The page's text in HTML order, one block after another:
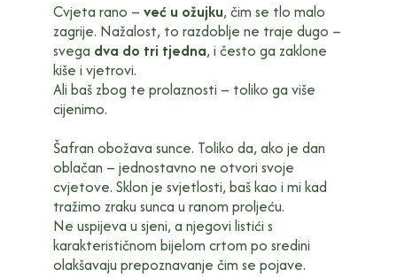
Cvjeta rano – već u ožujku, čim se tlo malo
zagrije. Nažalost, to razdoblje ne traje dugo –
svega dva do tri tjedna, i često ga zaklone
kiše i vjetrovi.
Ali baš zbog te prolaznosti – toliko ga više
cijenimo.
Šafran obožava sunce. Toliko da, ako je dan
oblačan – jednostavno ne otvori svoje
cvjetove. Sklon je svjetlosti, baš kao i mi kad
tražimo zraku sunca u ranom proljeću.
Ne uspijeva u sjeni, a njegovi listići s
karakterističnom bijelom crtom po sredini
olakšavaju prepoznavanje čim se pojave.